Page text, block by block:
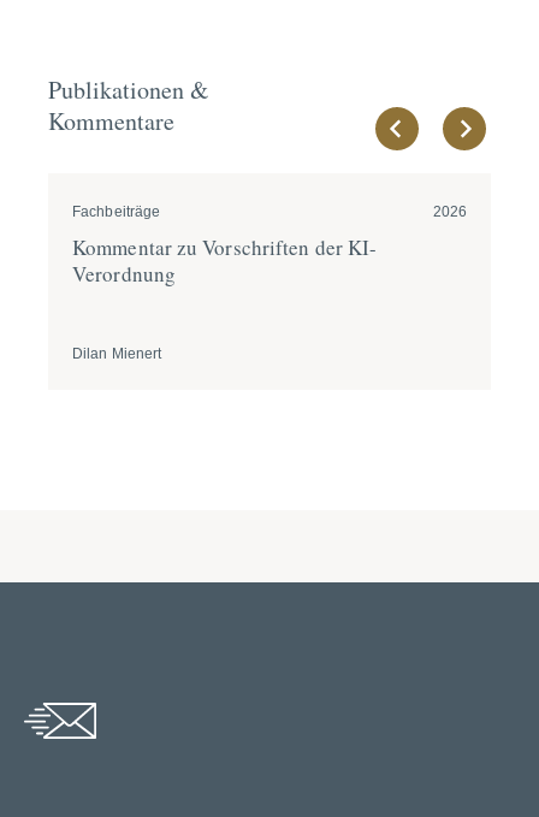
Publikationen &
Kommentare
Fachbeiträge 2026
Kommentar zu Vorschriften der KI-
Verordnung
Dilan Mienert